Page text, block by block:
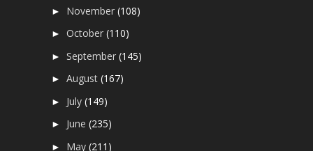
► November(108)
►October(110)
►September(145)
►August(167)
► July(149)
► June(235)
► May(211)